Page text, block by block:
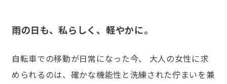
雨の日も、私らしく、軽やかに。
自転車での移動が日常になった今、 大人の女性に求
められるのは、確かな機能性と洗練された佇まいを兼